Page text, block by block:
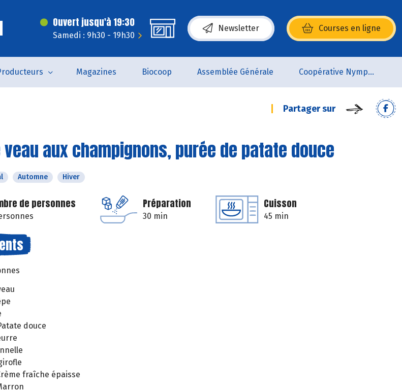
Ouvert jusqu'à 19:30
Samedi : 9h30 - 19h30
Newsletter Courses en ligne
(s’ouvre dans une nouvelle fenêtre)
Magazines Biocoop Assemblée Générale Coopérative Nymphéa
Partager sur
veau aux champignons, purée de patate douce
Automne Hiver
de personnes Préparation
30 min
Cuisson
45 min
douce
fraîche épaisse